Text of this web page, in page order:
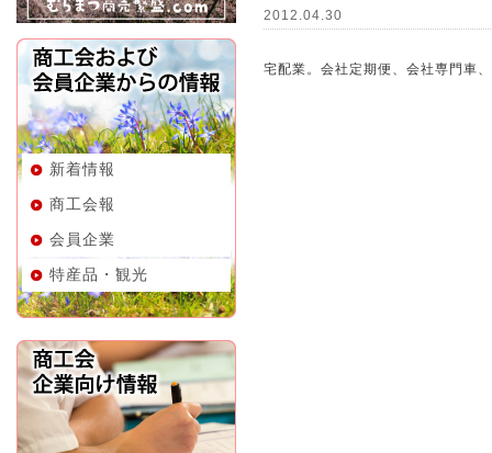
新着情報
商工会報
会員企業
特産品・観光
2012.04.30
宅配業。会社定期便、会社専門車